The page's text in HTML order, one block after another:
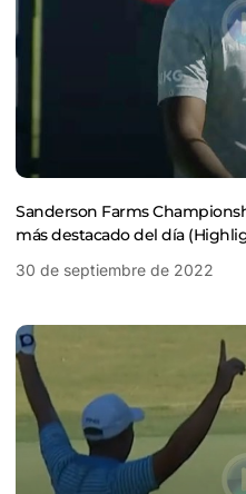
Sanderson Farms
más destacado del día
30 de septiembre de 2022